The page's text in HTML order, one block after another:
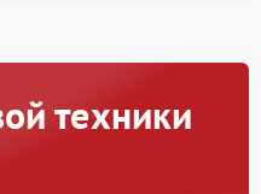
техники